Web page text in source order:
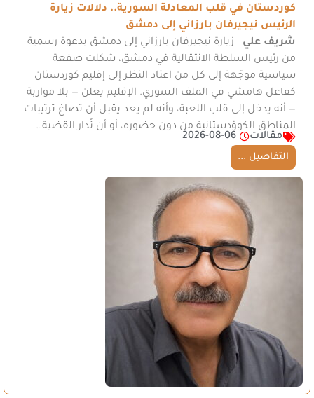
كوردستان في قلب المعادلة السورية.. دلالات زيارة
الرئيس نيجيرفان بارزاني إلى دمشق
شريف علي زيارة نيجيرفان بارزاني إلى دمشق بدعوة رسمية
من رئيس السلطة الانتقالية في دمشق، شكلت صفعة
سياسية موجّهة إلى كل من اعتاد النظر إلى إقليم كوردستان
كفاعل هامشي في الملف السوري. الإقليم يعلن — بلا مواربة
— أنه يدخل إلى قلب اللعبة، وأنه لم يعد يقبل أن تصاغ ترتيبات
المناطق الكوؤدستانية من دون حضوره، أو أن تُدار القضية…
مقالات
2026-08-06
التفاصيل ...